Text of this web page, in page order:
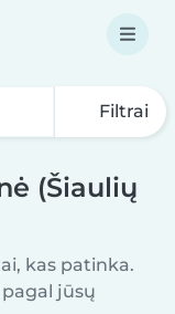
Filtrai
(Šiaulių
kas patinka.
jūsų